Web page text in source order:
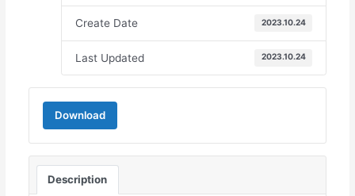
Create Date 2023.10.24
Last Updated 2023.10.24
Download
Description